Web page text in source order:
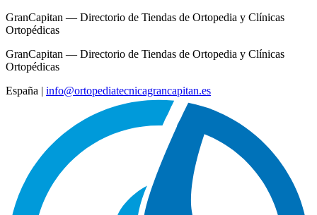
GranCapitan — Directorio de Tiendas de Ortopedia y Clínicas
Ortopédicas
GranCapitan — Directorio de Tiendas de Ortopedia y Clínicas
Ortopédicas
España | info@ortopediatecnicagrancapitan.es